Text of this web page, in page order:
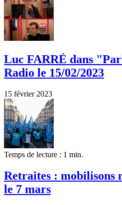
Luc FARRÉ dans
Radio le 15/02/2023
15 février 2023
Temps de lecture : 1 min.
Retraites : mobilisons
le 7 mars